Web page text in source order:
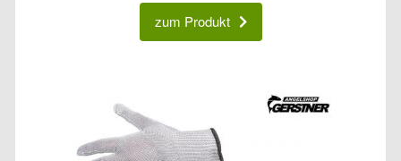
zum Produkt